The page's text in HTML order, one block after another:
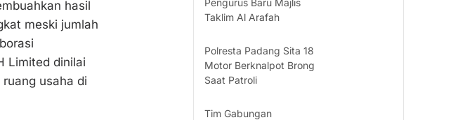
hasil
meski jumlah
Limited dinilai
usaha di
Pengurus Baru Majlis
Taklim Al Arafah
Polresta Padang Sita 18
Motor Berknalpot Brong
Saat Patroli
Tim Gabungan